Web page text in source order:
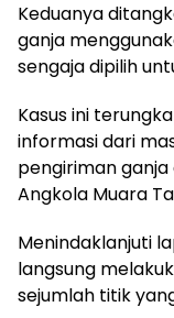
Keduanya
ganja
sengaja dipilih
Kasus ini
informasi dari
pengiriman
Angkola Muara
Menindaklanjuti
langsung
sejumlah titik